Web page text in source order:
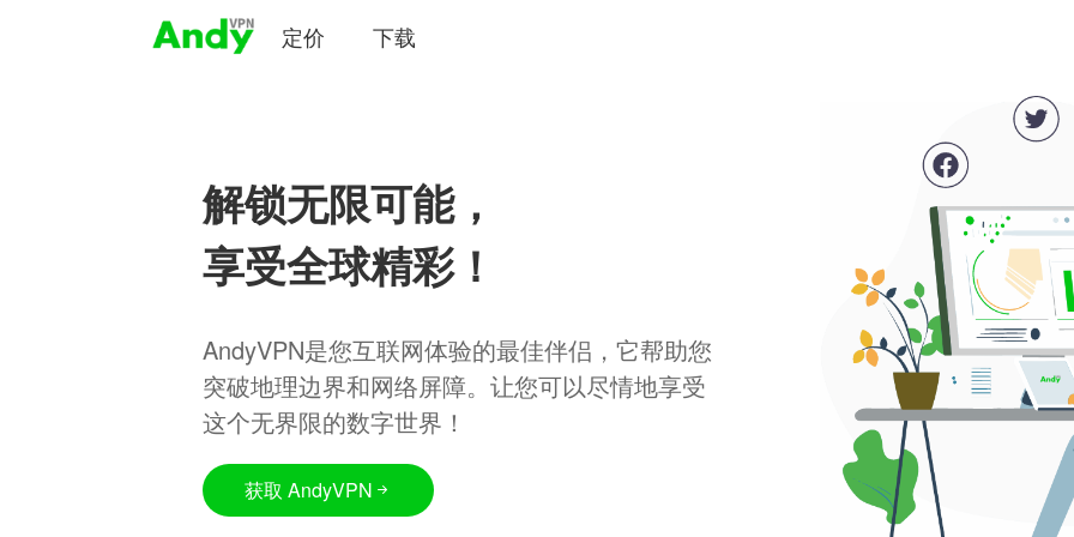
定价 下载
解锁无限可能，
享受全球精彩！
AndyVPN是您互联网体验的最佳伴侣，它帮助您
突破地理边界和网络屏障。让您可以尽情地享受
这个无界限的数字世界！
获取 AndyVPN